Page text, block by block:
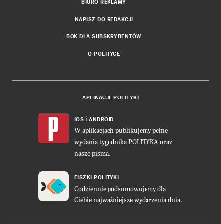
BIURO REKLAMY
NAPISZ DO REDAKCJI
BOK DLA SUBSKRYBENTÓW
O POLITYCE
APLIKACJE POLITYKI
IOS i ANDROID
W aplikacjach publikujemy pełne
wydania tygodnika POLITYKA oraz
nasze pisma.
FISZKI POLITYKI
Codziennie podsumowujemy dla
Ciebie najważniejsze wydarzenia dnia.